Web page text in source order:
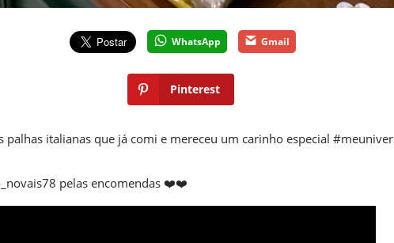
WhatsApp Gmail
Pinterest
palhas italianas que já comi e mereceu um carinho especial #meuniver
pelas encomendas ❤️❤️